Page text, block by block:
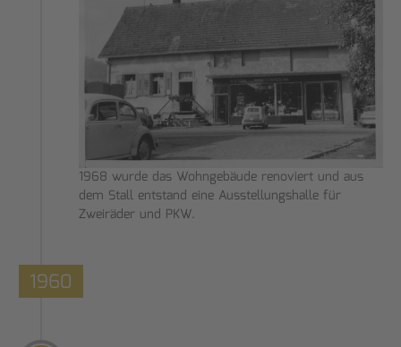
1968 wurde das Wohngebäude renoviert und aus
dem Stall entstand eine Ausstellungshalle für
Zweiräder und PKW.
1960